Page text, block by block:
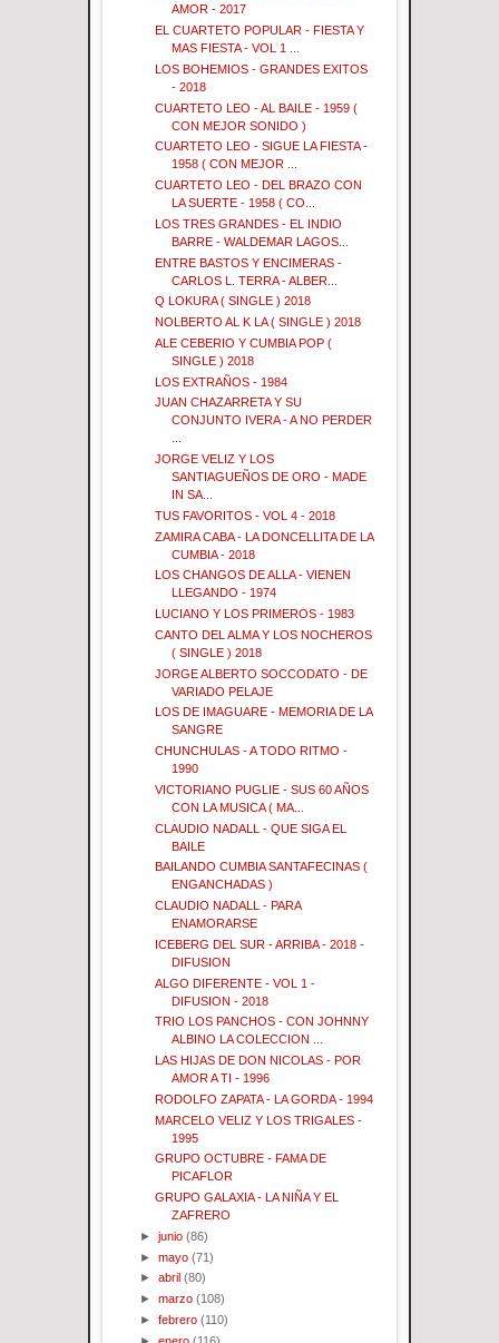
AMOR - 2017
EL CUARTETO POPULAR - FIESTA Y
MAS FIESTA - VOL 1 ...
LOS BOHEMIOS - GRANDES EXITOS
- 2018
CUARTETO LEO - AL BAILE - 1959 (
CON MEJOR SONIDO )
CUARTETO LEO - SIGUE LA FIESTA -
1958 ( CON MEJOR ...
CUARTETO LEO - DEL BRAZO CON
LA SUERTE - 1958 ( CO...
LOS TRES GRANDES - EL INDIO
BARRE - WALDEMAR LAGOS...
ENTRE BASTOS Y ENCIMERAS -
CARLOS L. TERRA - ALBER...
Q LOKURA ( SINGLE ) 2018
NOLBERTO AL K LA ( SINGLE ) 2018
ALE CEBERIO Y CUMBIA POP (
SINGLE ) 2018
LOS EXTRAÑOS - 1984
JUAN CHAZARRETA Y SU
CONJUNTO IVERA - A NO PERDER
JORGE VELIZ Y LOS
SANTIAGUEÑOS DE ORO - MADE
IN SA...
TUS FAVORITOS - VOL 4 - 2018
ZAMIRA CABA - LA DONCELLITA DE LA
CUMBIA - 2018
LOS CHANGOS DE ALLA - VIENEN
LLEGANDO - 1974
LUCIANO Y LOS PRIMEROS - 1983
CANTO DEL ALMA Y LOS NOCHEROS
( SINGLE ) 2018
JORGE ALBERTO SOCCODATO - DE
VARIADO PELAJE
LOS DE IMAGUARE - MEMORIA DE LA
SANGRE
CHUNCHULAS - A TODO RITMO -
1990
VICTORIANO PUGLIE - SUS 60 AÑOS
CON LA MUSICA ( MA...
CLAUDIO NADALL - QUE SIGA EL
BAILE
BAILANDO CUMBIA SANTAFECINAS (
ENGANCHADAS )
CLAUDIO NADALL - PARA
ENAMORARSE
ICEBERG DEL SUR - ARRIBA - 2018 -
DIFUSION
ALGO DIFERENTE - VOL 1 -
DIFUSION - 2018
TRIO LOS PANCHOS - CON JOHNNY
ALBINO LA COLECCION ...
LAS HIJAS DE DON NICOLAS - POR
AMOR A TI - 1996
RODOLFO ZAPATA - LA GORDA - 1994
MARCELO VELIZ Y LOS TRIGALES -
1995
GRUPO OCTUBRE - FAMA DE
PICAFLOR
GRUPO GALAXIA - LA NIÑA Y EL
ZAFRERO
►junio (86)
►mayo (71)
►abril (80)
►marzo (108)
►febrero (110)
►enero (116)